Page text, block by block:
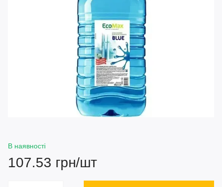
В наявності
107.53 грн/шт